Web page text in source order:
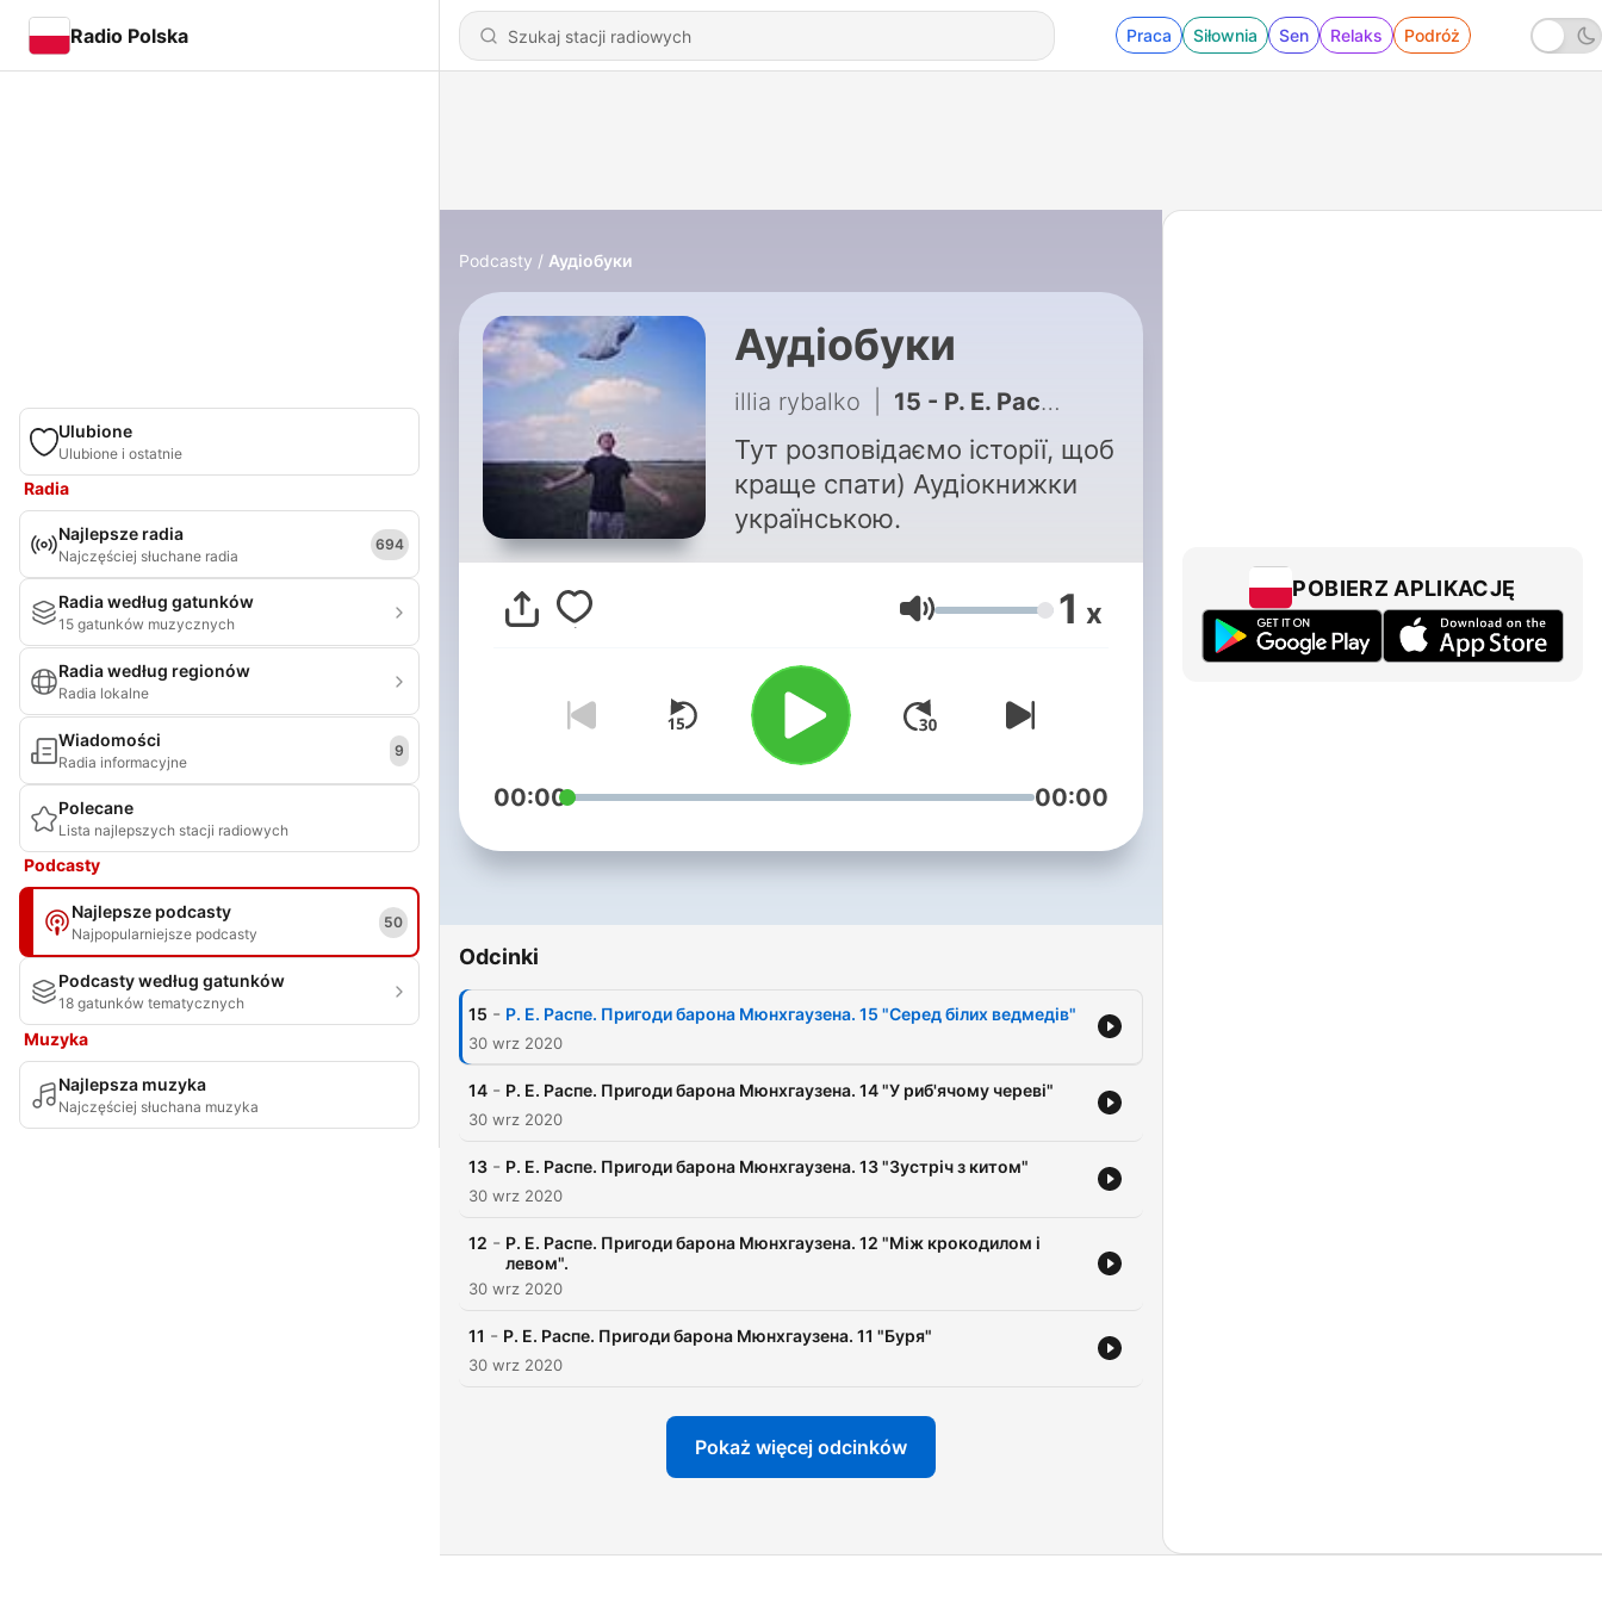
Radio Polska Praca Siłownia Sen Relaks Podróż
Ulubione
Ulubione i ostatnie
Radia
Najlepsze radia
Najczęściej słuchane radia
694
Radia według gatunków
15 gatunków muzycznych
Radia według regionów
Radia lokalne
Wiadomości
Radia informacyjne
9
Polecane
Lista najlepszych stacji radiowych
Podcasty
Najlepsze podcasty
Najpopularniejsze podcasty
50
Podcasty według gatunków
18 gatunków tematycznych
Muzyka
Najlepsza muzyka
Najczęściej słuchana muzyka
Podcasty Аудіобуки
Аудіобуки
illia rybalko 15 - Р. Е. Распе. Пригоди барона Мюнхгаузена. 15 "Серед білих ведмедів"
Тут розповідаємо історії, щоб
краще спати) Аудіокнижки
українською.
Głośność 1 x
00:00 00:00
Odcinki
15 - Р. Е. Распе. Пригоди барона Мюнхгаузена. 15 "Серед білих ведмедів"
30 wrz 2020
14 - Р. Е. Распе. Пригоди барона Мюнхгаузена. 14 "У риб'ячому череві"
30 wrz 2020
13 - Р. Е. Распе. Пригоди барона Мюнхгаузена. 13 "Зустріч з китом"
30 wrz 2020
12 - Р. Е. Распе. Пригоди барона Мюнхгаузена. 12 "Між крокодилом і
левом".
30 wrz 2020
11 - Р. Е. Распе. Пригоди барона Мюнхгаузена. 11 "Буря"
30 wrz 2020
Pokaż więcej odcinków
POBIERZ APLIKACJĘ